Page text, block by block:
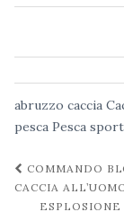
abruzzo caccia
pesca Pesca
post
COMMANDO
CACCIA